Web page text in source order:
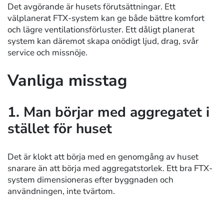
Det avgörande är husets förutsättningar. Ett
välplanerat FTX-system kan ge både bättre komfort
och lägre ventilationsförluster. Ett dåligt planerat
system kan däremot skapa onödigt ljud, drag, svår
service och missnöje.
Vanliga misstag
1. Man börjar med aggregatet i
stället för huset
Det är klokt att börja med en genomgång av huset
snarare än att börja med aggregatstorlek. Ett bra FTX-
system dimensioneras efter byggnaden och
användningen, inte tvärtom.